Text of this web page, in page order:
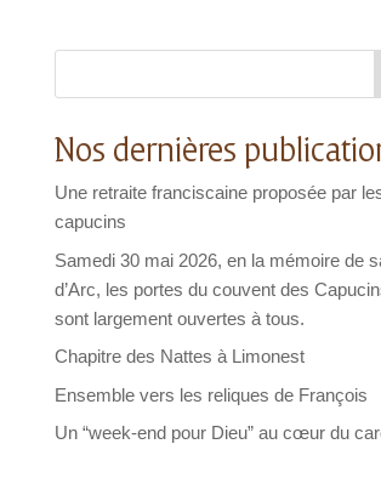
Nos dernières
Une retraite franciscaine proposée par
capucins
Samedi 30 mai 2026, en la mémoire de
d’Arc, les portes du couvent des
sont largement ouvertes à tous.
Chapitre des Nattes à Limonest
Ensemble vers les reliques de François
Un “week-end pour Dieu” au cœur du